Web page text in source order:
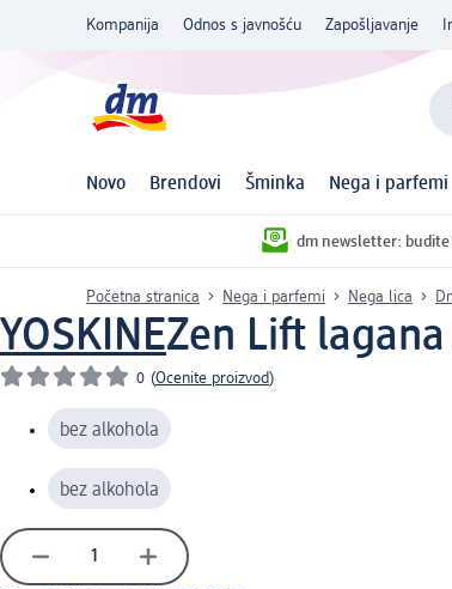
Kompanija Odnos s javnošću Zapošljavanje
Novo Brendovi Šminka Nega i parfemi
dm newsletter:
Početna stranica Nega i parfemi Nega lica
YOSKINEZen Lift
0 (Ocenite proizvod)
bez alkohola
bez alkohola